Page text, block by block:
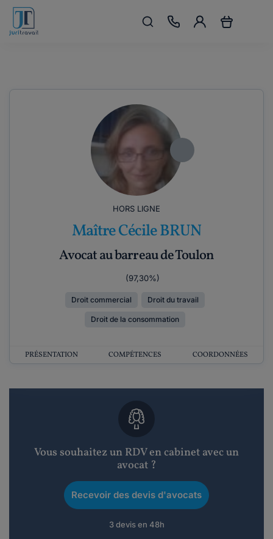
HORS LIGNE
Maître Cécile BRUN
Avocat au barreau de Toulon
(97,30%)
Droit commercial Droit du travail
Droit de la consommation
PRÉSENTATION COMPÉTENCES COORDONNÉES
Vous souhaitez un RDV en cabinet avec un
avocat ?
Recevoir des devis d'avocats
3 devis en 48h